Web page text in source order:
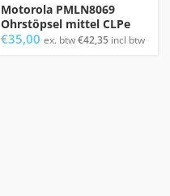
Motorola PMLN8069
Ohrstöpsel mittel CLPe
€35,00 ex. btw€42,35 incl btw